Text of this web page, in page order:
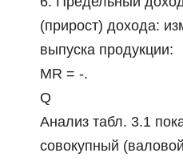
(прирост) дохода:
выпуска продукции:
MR = -.
Q
Анализ табл. 3.1
совокупный